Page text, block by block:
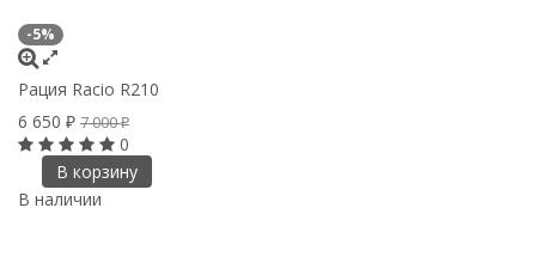
-5%
Рация Racio R210
6 650 ₽ 7 000₽
0
В корзину
В наличии